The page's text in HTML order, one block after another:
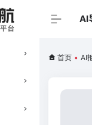
AI
首页 • AI